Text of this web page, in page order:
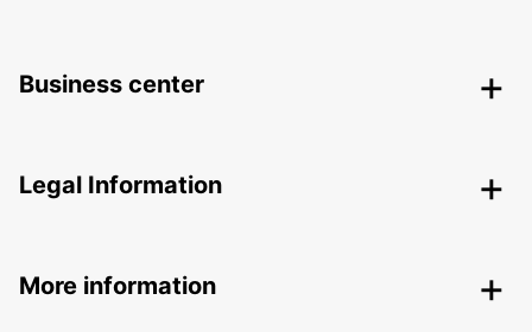
Business center
Legal Information
More information